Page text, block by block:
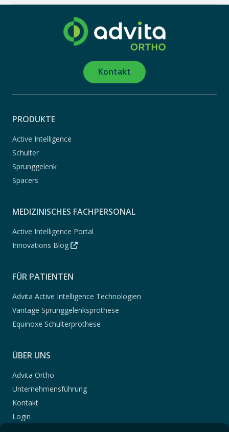
Kontakt
PRODUKTE
Active Intelligence
Schulter
Sprunggelenk
Spacers
MEDIZINISCHES FACHPERSONAL
Active Intelligence Portal
Innovations Blog
FÜR PATIENTEN
Advita Active Intelligence Technologien
Vantage Sprunggelenksprothese
Equinoxe Schulterprothese
ÜBER UNS
Advita Ortho
Unternehmensführung
Kontakt
Login